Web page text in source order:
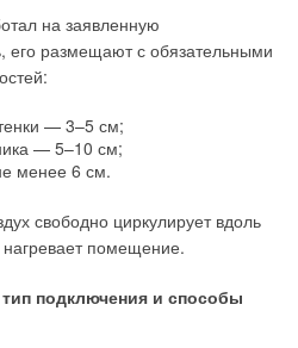
на заявленную
его размещают с обязательными
— 3–5 см;
— 5–10 см;
менее 6 см.
свободно циркулирует вдоль
помещение.
подключения и способы
высококачественной
слой обладает
механической стойкостью,
обеспечивает максимальную
даже в помещениях